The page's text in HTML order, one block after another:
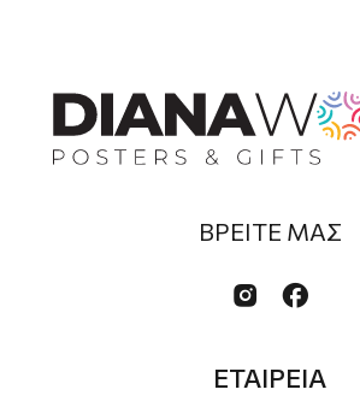
ΒΡΕΙΤΕ ΜΑΣ
 
ΕΤΑΙΡΕΙΑ